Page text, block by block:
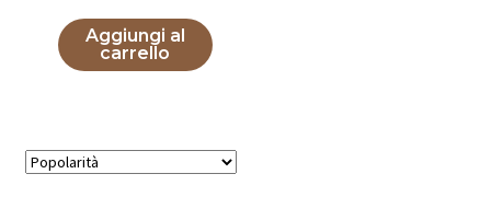
Aggiungi al
carrello